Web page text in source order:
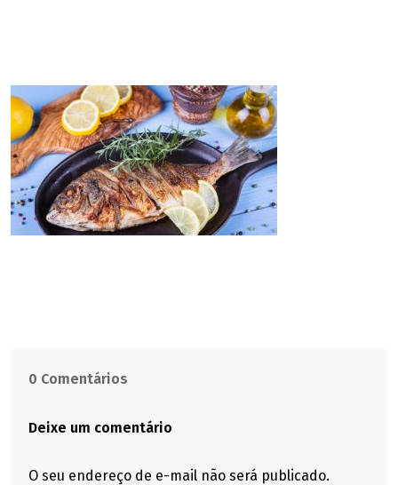
0 Comentários
Deixe um comentário
O seu endereço de e-mail não será publicado.